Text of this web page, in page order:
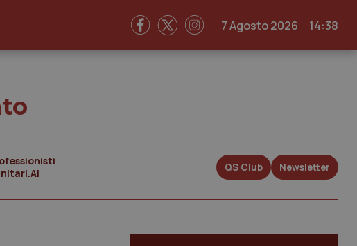
7 Agosto 2026 14:38
QS Club Newsletter